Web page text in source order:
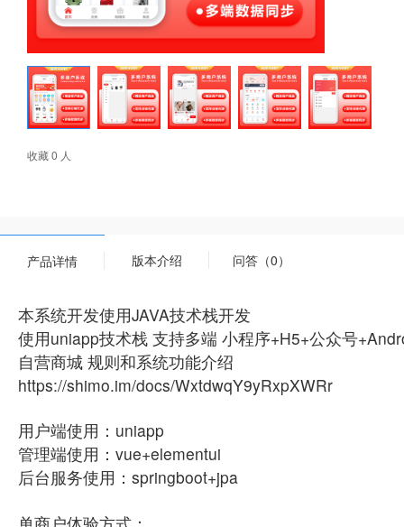
收藏 0 人
产品详情 版本介绍 问答（0）
本系统开发使用JAVA技术栈开发
使用uniapp技术栈 支持多端 小程序+H5+公众号
自营商城 规则和系统功能介绍
https://shimo.im/docs/WxtdwqY9yRxpXWRr
用户端使用：uniapp
管理端使用：vue+elementui
后台服务使用：springboot+jpa